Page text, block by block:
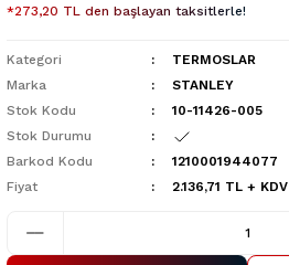
*273,20 TL den başlayan taksitlerle!
Kategori
TERMOSLAR
Marka
STANLEY
Stok Kodu
10-11426-005
Stok Durumu
Barkod Kodu
1210001944077
Fiyat
2.136,71 TL + KDV